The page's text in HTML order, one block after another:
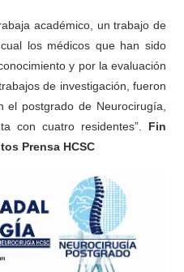
académico, un trabajo de
los médicos que han sido
y por la evaluación
de investigación, fueron
el postgrado de Neurocirugía,
con cuatro residentes”. Fin
Prensa HCSC